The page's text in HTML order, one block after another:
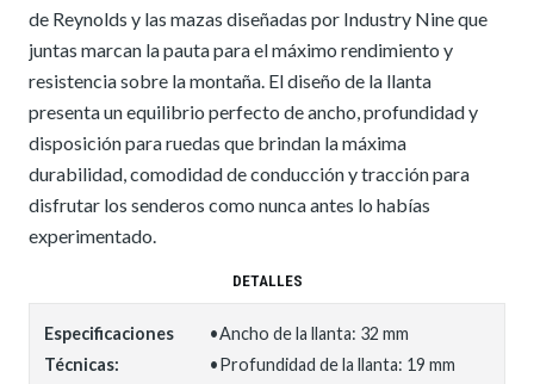
de Reynolds y las mazas diseñadas por Industry Nine que
juntas marcan la pauta para el máximo rendimiento y
resistencia sobre la montaña. El diseño de la llanta
presenta un equilibrio perfecto de ancho, profundidad y
disposición para ruedas que brindan la máxima
durabilidad, comodidad de conducción y tracción para
disfrutar los senderos como nunca antes lo habías
experimentado.
DETALLES
Especificaciones
Técnicas:
•Ancho de la llanta: 32 mm
•Profundidad de la llanta: 19 mm